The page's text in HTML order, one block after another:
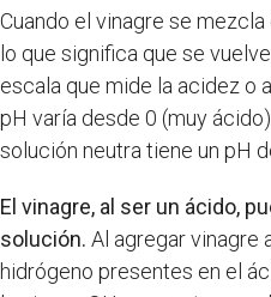
Cuando el vinagre se
lo que significa que se
escala que mide la acidez o
pH varía desde 0 (muy
solución neutra tiene un pH
El vinagre, al ser un ácido,
solución. Al agregar vinagre
hidrógeno presentes en el